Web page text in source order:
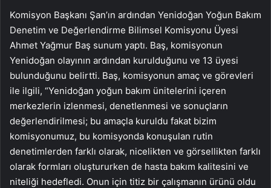
Komisyon Başkanı Şan’ın ardından Yenidoğan Yoğun Bakım
Denetim ve Değerlendirme Bilimsel Komisyonu Üyesi
Ahmet Yağmur Baş sunum yaptı. Baş, komisyonun
Yenidoğan olayının ardından kurulduğunu ve 13 üyesi
bulunduğunu belirtti. Baş, komisyonun amaç ve görevleri
ile ilgili, “Yenidoğan yoğun bakım ünitelerini içeren
merkezlerin izlenmesi, denetlenmesi ve sonuçların
değerlendirilmesi; bu amaçla kuruldu fakat bizim
komisyonumuz, bu komisyonda konuşulan rutin
denetimlerden farklı olarak, nicelikten ve görsellikten farklı
olarak formları oluştururken de hasta bakım kalitesini ve
niteliği hedefledi. Onun için titiz bir çalışmanın ürünü oldu